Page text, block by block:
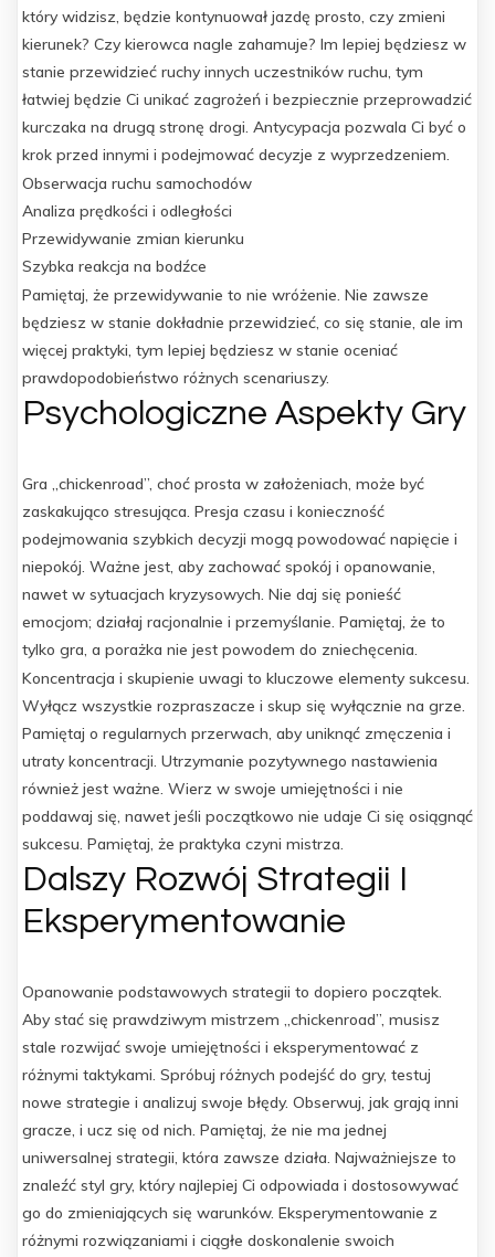
który widzisz, będzie kontynuował jazdę prosto, czy zmieni
kierunek? Czy kierowca nagle zahamuje? Im lepiej będziesz w
stanie przewidzieć ruchy innych uczestników ruchu, tym
łatwiej będzie Ci unikać zagrożeń i bezpiecznie przeprowadzić
kurczaka na drugą stronę drogi. Antycypacja pozwala Ci być o
krok przed innymi i podejmować decyzje z wyprzedzeniem.
Obserwacja ruchu samochodów
Analiza prędkości i odległości
Przewidywanie zmian kierunku
Szybka reakcja na bodźce
Pamiętaj, że przewidywanie to nie wróżenie. Nie zawsze
będziesz w stanie dokładnie przewidzieć, co się stanie, ale im
więcej praktyki, tym lepiej będziesz w stanie oceniać
prawdopodobieństwo różnych scenariuszy.
Psychologiczne Aspekty Gry
Gra „chickenroad”, choć prosta w założeniach, może być
zaskakująco stresująca. Presja czasu i konieczność
podejmowania szybkich decyzji mogą powodować napięcie i
niepokój. Ważne jest, aby zachować spokój i opanowanie,
nawet w sytuacjach kryzysowych. Nie daj się ponieść
emocjom; działaj racjonalnie i przemyślanie. Pamiętaj, że to
tylko gra, a porażka nie jest powodem do zniechęcenia.
Koncentracja i skupienie uwagi to kluczowe elementy sukcesu.
Wyłącz wszystkie rozpraszacze i skup się wyłącznie na grze.
Pamiętaj o regularnych przerwach, aby uniknąć zmęczenia i
utraty koncentracji. Utrzymanie pozytywnego nastawienia
również jest ważne. Wierz w swoje umiejętności i nie
poddawaj się, nawet jeśli początkowo nie udaje Ci się osiągnąć
sukcesu. Pamiętaj, że praktyka czyni mistrza.
Dalszy Rozwój Strategii I
Eksperymentowanie
Opanowanie podstawowych strategii to dopiero początek.
Aby stać się prawdziwym mistrzem „chickenroad”, musisz
stale rozwijać swoje umiejętności i eksperymentować z
różnymi taktykami. Spróbuj różnych podejść do gry, testuj
nowe strategie i analizuj swoje błędy. Obserwuj, jak grają inni
gracze, i ucz się od nich. Pamiętaj, że nie ma jednej
uniwersalnej strategii, która zawsze działa. Najważniejsze to
znaleźć styl gry, który najlepiej Ci odpowiada i dostosowywać
go do zmieniających się warunków. Eksperymentowanie z
różnymi rozwiązaniami i ciągłe doskonalenie swoich